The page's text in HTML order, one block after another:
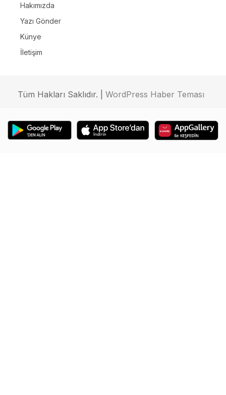
Hakımızda
Yazı Gönder
Künye
İletişim
Tüm Hakları Saklıdır. | WordPress Haber Teması